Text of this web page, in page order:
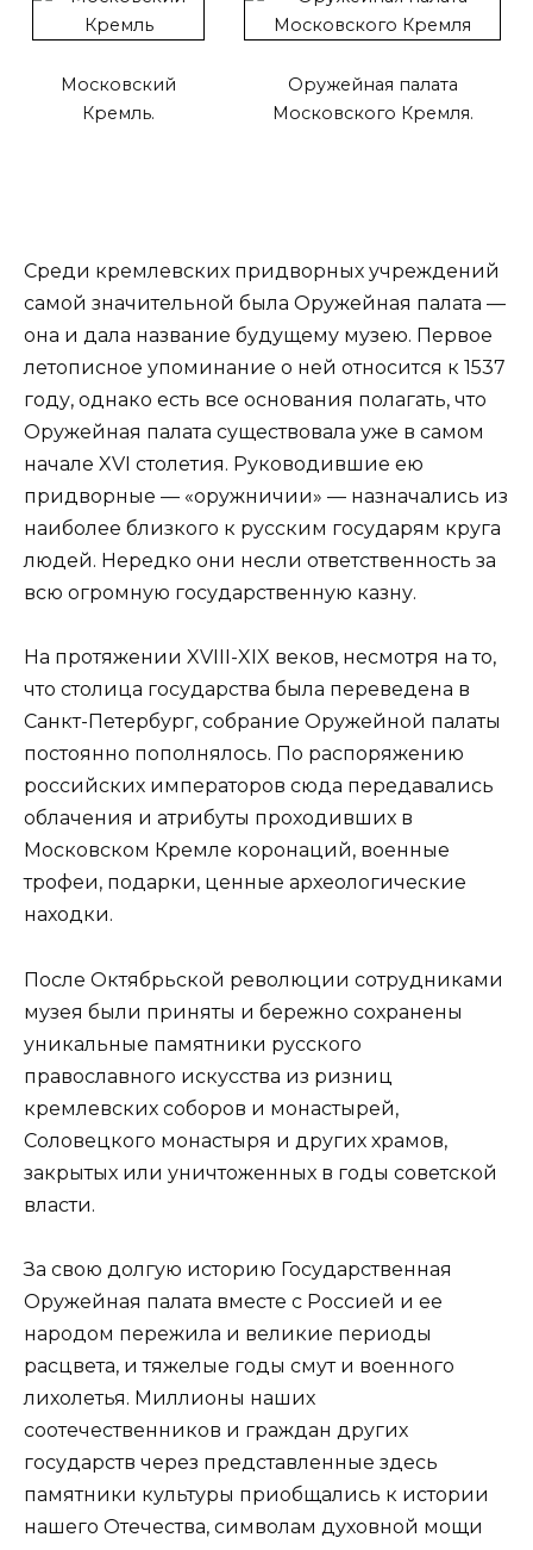
Московский
Кремль.
Оружейная палата
Московского Кремля.
Среди кремлевских придворных учреждений
самой значительной была Оружейная палата —
она и дала название будущему музею. Первое
летописное упоминание о ней относится к 1537
году, однако есть все основания полагать, что
Оружейная палата существовала уже в самом
начале XVI столетия. Руководившие ею
придворные — «оружничии» — назначались из
наиболее близкого к русским государям круга
людей. Нередко они несли ответственность за
всю огромную государственную казну.
На протяжении XVIII-XIX веков, несмотря на то,
что столица государства была переведена в
Санкт-Петербург, собрание Оружейной палаты
постоянно пополнялось. По распоряжению
российских императоров сюда передавались
облачения и атрибуты проходивших в
Московском Кремле коронаций, военные
трофеи, подарки, ценные археологические
находки.
После Октябрьской революции сотрудниками
музея были приняты и бережно сохранены
уникальные памятники русского
православного искусства из ризниц
кремлевских соборов и монастырей,
Соловецкого монастыря и других храмов,
закрытых или уничтоженных в годы советской
власти.
За свою долгую историю Государственная
Оружейная палата вместе с Россией и ее
народом пережила и великие периоды
расцвета, и тяжелые годы смут и военного
лихолетья. Миллионы наших
соотечественников и граждан других
государств через представленные здесь
памятники культуры приобщались к истории
нашего Отечества, символам духовной мощи